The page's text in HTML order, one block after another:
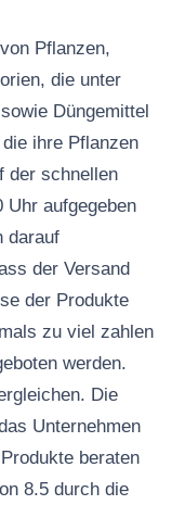
Pflanzen,
die unter
Düngemittel
ihre Pflanzen
der schnellen
Uhr aufgegeben
darauf
der Versand
der Produkte
zu viel zahlen
werden.
Die
Unternehmen
beraten
8.5 durch die